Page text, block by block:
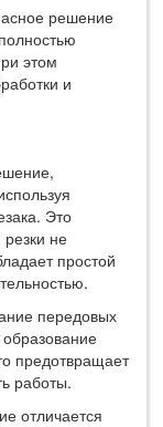
решение
этом
и
Это
не
простой
передовых
предотвращает
работы.
отличается